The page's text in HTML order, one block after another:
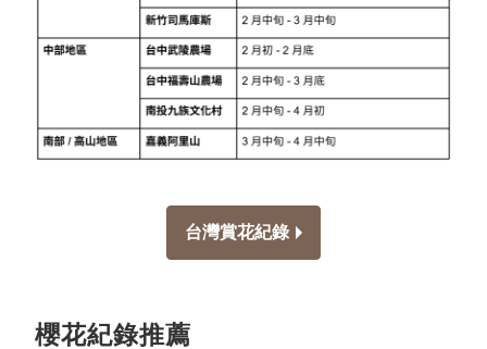
台灣賞花紀錄
櫻花紀錄推薦